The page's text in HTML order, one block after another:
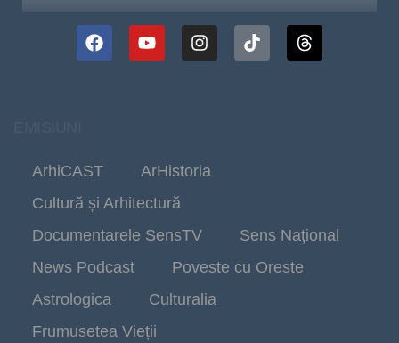
ArhiCAST
ArHistoria
Cultură și Arhitectură
Documentarele SensTV
Sens Național
News Podcast
Poveste cu Oreste
Astrologica
Culturalia
Frumusetea Vieții